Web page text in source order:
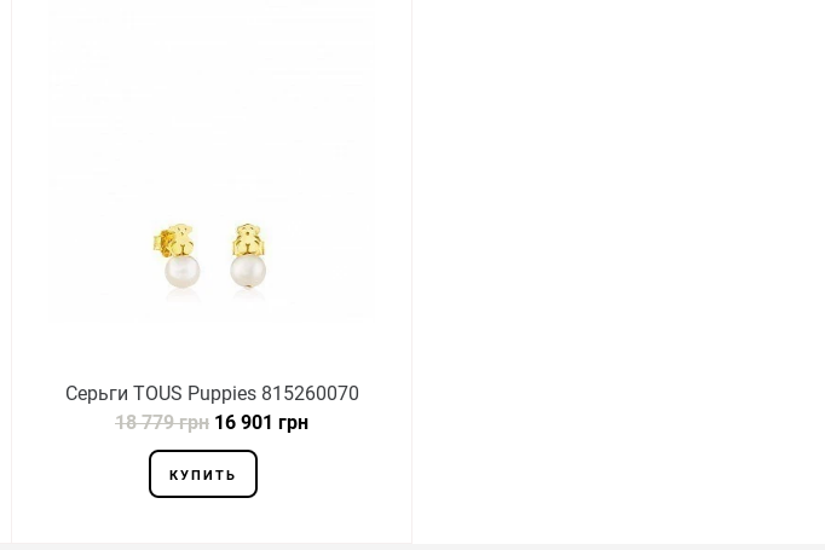
Серьги TOUS Puppies 815260070
18 779 грн 16 901 грн
КУПИТЬ